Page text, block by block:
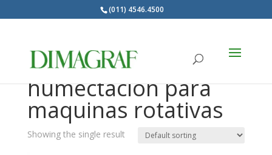
(011) 4546.4500
Aguas de
humectacion para
maquinas rotativas
Showing the single result